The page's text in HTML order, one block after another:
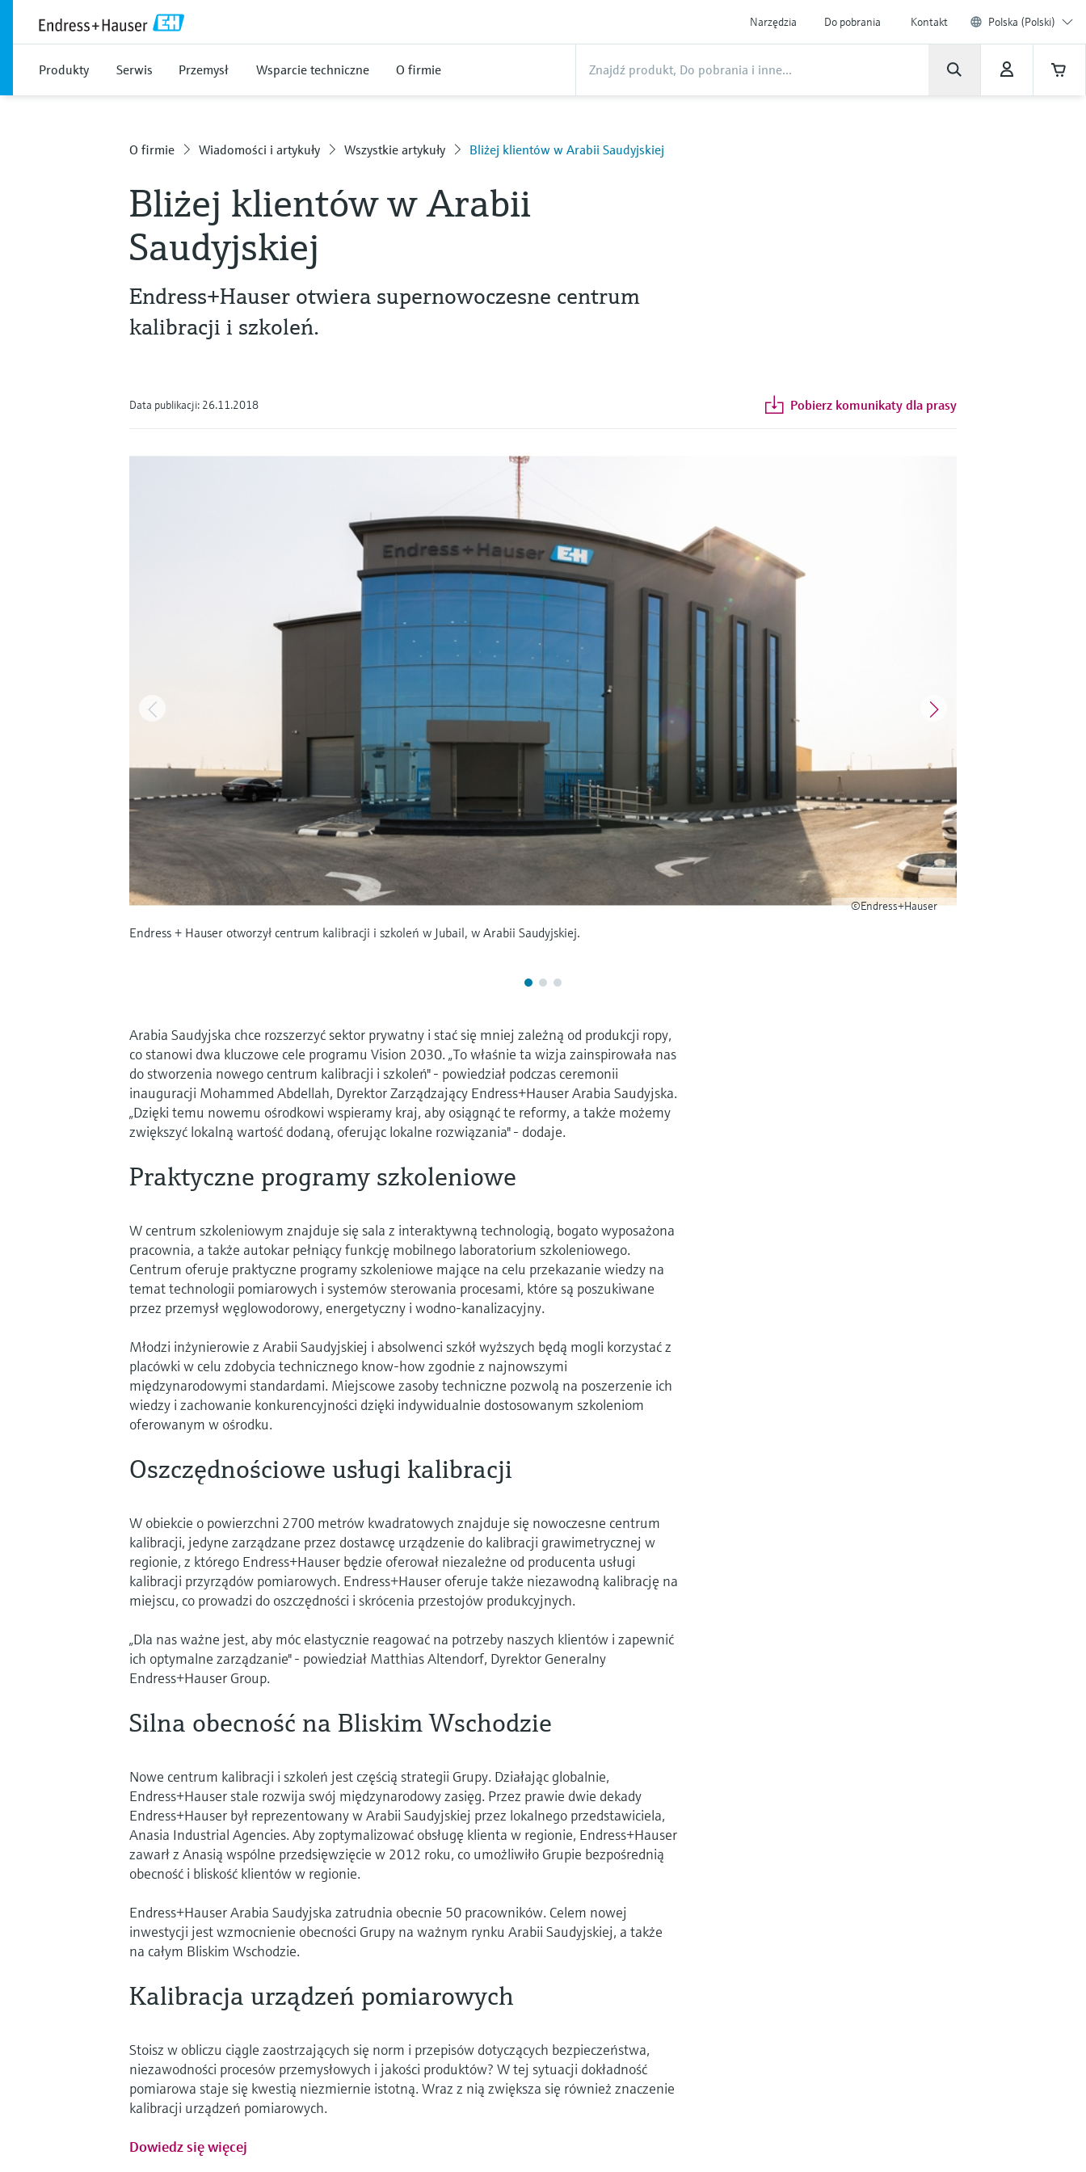
Narzędzia Do pobrania Kontakt Polska (Polski)
Produkty Serwis Przemysł Wsparcie techniczne O firmie
O firmie Wiadomości i artykuły Wszystkie artykuły Bliżej klientów w Arabii Saudyjskiej
Bliżej klientów w Arabii
Saudyjskiej
Endress+Hauser otwiera supernowoczesne centrum
kalibracji i szkoleń.
Data publikacji: 26.11.2018 Pobierz komunikaty dla prasy
©Endress+Hauser
Endress + Hauser otworzył centrum kalibracji i szkoleń w Jubail, w Arabii Saudyjskiej.
Arabia Saudyjska chce rozszerzyć sektor prywatny i stać się mniej zależną od produkcji ropy,
co stanowi dwa kluczowe cele programu Vision 2030. „To właśnie ta wizja zainspirowała nas
do stworzenia nowego centrum kalibracji i szkoleń" - powiedział podczas ceremonii
inauguracji Mohammed Abdellah, Dyrektor Zarządzający Endress+Hauser Arabia Saudyjska.
„Dzięki temu nowemu ośrodkowi wspieramy kraj, aby osiągnąć te reformy, a także możemy
zwiększyć lokalną wartość dodaną, oferując lokalne rozwiązania" - dodaje.
Praktyczne programy szkoleniowe
W centrum szkoleniowym znajduje się sala z interaktywną technologią, bogato wyposażona
pracownia, a także autokar pełniący funkcję mobilnego laboratorium szkoleniowego.
Centrum oferuje praktyczne programy szkoleniowe mające na celu przekazanie wiedzy na
temat technologii pomiarowych i systemów sterowania procesami, które są poszukiwane
przez przemysł węglowodorowy, energetyczny i wodno-kanalizacyjny.
Młodzi inżynierowie z Arabii Saudyjskiej i absolwenci szkół wyższych będą mogli korzystać z
placówki w celu zdobycia technicznego know-how zgodnie z najnowszymi
międzynarodowymi standardami. Miejscowe zasoby techniczne pozwolą na poszerzenie ich
wiedzy i zachowanie konkurencyjności dzięki indywidualnie dostosowanym szkoleniom
oferowanym w ośrodku.
Oszczędnościowe usługi kalibracji
W obiekcie o powierzchni 2700 metrów kwadratowych znajduje się nowoczesne centrum
kalibracji, jedyne zarządzane przez dostawcę urządzenie do kalibracji grawimetrycznej w
regionie, z którego Endress+Hauser będzie oferował niezależne od producenta usługi
kalibracji przyrządów pomiarowych. Endress+Hauser oferuje także niezawodną kalibrację na
miejscu, co prowadzi do oszczędności i skrócenia przestojów produkcyjnych.
„Dla nas ważne jest, aby móc elastycznie reagować na potrzeby naszych klientów i zapewnić
ich optymalne zarządzanie" - powiedział Matthias Altendorf, Dyrektor Generalny
Endress+Hauser Group.
Silna obecność na Bliskim Wschodzie
Nowe centrum kalibracji i szkoleń jest częścią strategii Grupy. Działając globalnie,
Endress+Hauser stale rozwija swój międzynarodowy zasięg. Przez prawie dwie dekady
Endress+Hauser był reprezentowany w Arabii Saudyjskiej przez lokalnego przedstawiciela,
Anasia Industrial Agencies. Aby zoptymalizować obsługę klienta w regionie, Endress+Hauser
zawarł z Anasią wspólne przedsięwzięcie w 2012 roku, co umożliwiło Grupie bezpośrednią
obecność i bliskość klientów w regionie.
Endress+Hauser Arabia Saudyjska zatrudnia obecnie 50 pracowników. Celem nowej
inwestycji jest wzmocnienie obecności Grupy na ważnym rynku Arabii Saudyjskiej, a także
na całym Bliskim Wschodzie.
Kalibracja urządzeń pomiarowych
Stoisz w obliczu ciągle zaostrzających się norm i przepisów dotyczących bezpieczeństwa,
niezawodności procesów przemysłowych i jakości produktów? W tej sytuacji dokładność
pomiarowa staje się kwestią niezmiernie istotną. Wraz z nią zwiększa się również znaczenie
kalibracji urządzeń pomiarowych.
Dowiedz się więcej